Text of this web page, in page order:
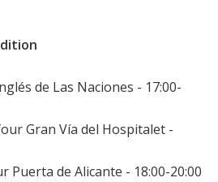
de Las Naciones - 17:00-
Gran Vía del Hospitalet -
Puerta de Alicante - 18:00-20:00